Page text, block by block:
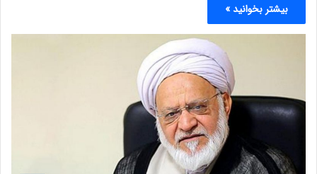
بیشتر بخوانید »